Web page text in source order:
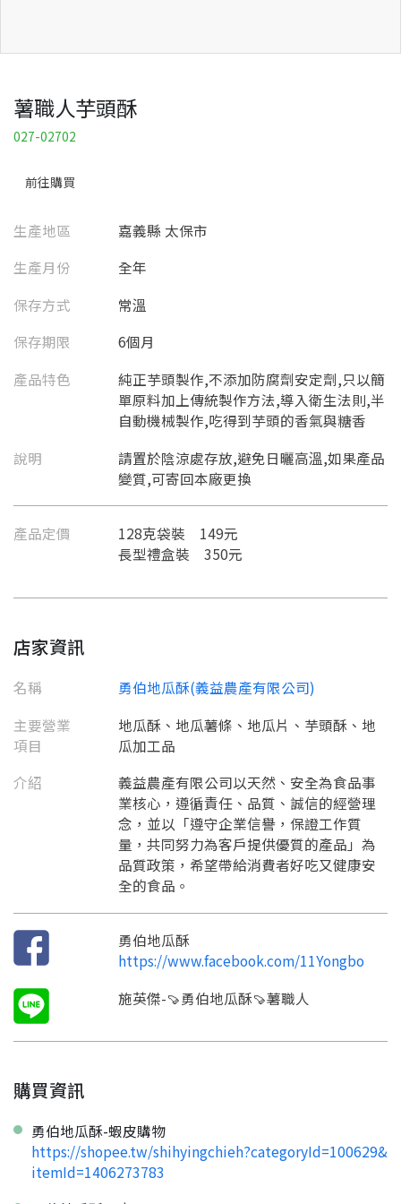
薯職人芋頭酥
027-02702
前往購買
生產地區
嘉義縣 太保市
生產月份
全年
保存方式
常溫
保存期限
6個月
產品特色
純正芋頭製作,不添加防腐劑安定劑,只以簡
單原料加上傳統製作方法,導入衛生法則,半
自動機械製作,吃得到芋頭的香氣與糖香
說明
請置於陰涼處存放,避免日曬高溫,如果產品
變質,可寄回本廠更換
產品定價
128克袋裝 149元
長型禮盒裝 350元
店家資訊
名稱
勇伯地瓜酥(義益農產有限公司)
主要營業
項目
地瓜酥、地瓜薯條、地瓜片、芋頭酥、地
瓜加工品
介紹
義益農產有限公司以天然、安全為食品事
業核心，遵循責任、品質、誠信的經營理
念，並以「遵守企業信譽，保證工作質
量，共同努力為客戶提供優質的產品」為
品質政策，希望帶給消費者好吃又健康安
全的食品。
勇伯地瓜酥
https://www.facebook.com/11Yongbo
施英傑-🍠勇伯地瓜酥🍠薯職人
購買資訊
勇伯地瓜酥-蝦皮購物
https://shopee.tw/shihyingchieh?categoryId=100629&
itemId=1406273783
要註冊嗎？
返回 繼續註冊
返回 繼續註冊
註冊完成
開始填寫申請資料吧~
訊息
要申請新產品嗎？
您的申請資料正在等候審查中，
要申請新產品嗎？
要看申請秘笈嗎？
看看申請教學吧！
如果你已經準備好了，